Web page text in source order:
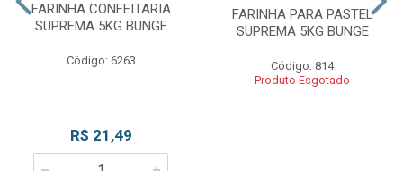
FARINHA CONFEITARIA
SUPREMA 5KG BUNGE
Código: 6263
R$ 21,49
FARINHA PARA PASTEL
SUPREMA 5KG BUNGE
Código: 814
Produto Esgotado